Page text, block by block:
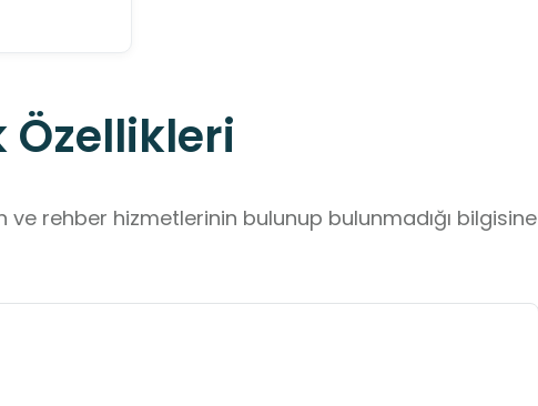
Özellikleri
ve rehber hizmetlerinin bulunup bulunmadığı bilgisine